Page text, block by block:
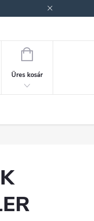
KOSÁR
Üres kosár